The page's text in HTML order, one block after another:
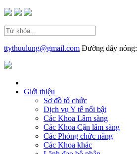
ttythuulung@gmail.com Đường dây nóng:
Giới thiệu
Sơ đồ tổ chức
Dịch vụ Y tế nổi bật
Các Khoa Lâm sàng
Các Khoa Cận lâm sàng
Các Phòng chức năng
Các Khoa khác